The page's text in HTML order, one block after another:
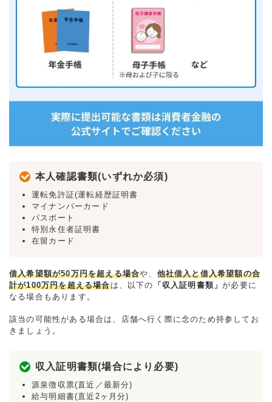
本人確認書類(いずれか必須)
運転免許証(運転経歴証明書
マイナンバーカード
パスポート
特別永住者証明書
在留カード
借入希望額が50万円を超える場合や、 他社借入と借入希望額の合
計が100万円を超える場合は、以下の 「収入証明書類」が必要に
なる場合もあります。
該当の可能性がある場合は、店舗へ行く際に念のため持参してお
きましょう。
収入証明書類(場合により必要)
源泉徴収票(直近／最新分)
給与明細書(直近2ヶ月分)